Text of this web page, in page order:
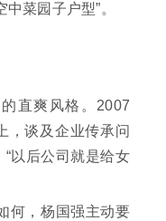
菜园子户型”。
直爽风格。2007
，谈及企业传承问
以后公司就是给女
何，杨国强主动要